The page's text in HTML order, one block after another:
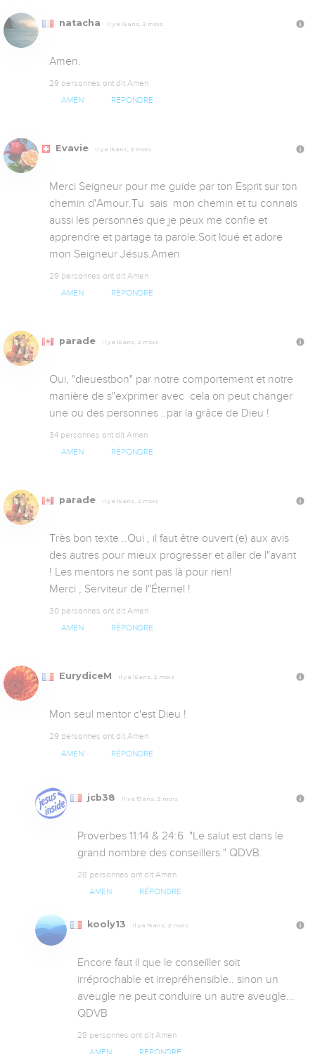
natacha Il y a 15 ans, 2 mois
Amen.
29 personnes ont dit Amen
AMEN RÉPONDRE
Evavie Il y a 15 ans, 2 mois
Merci Seigneur pour me guide par ton Esprit sur ton
chemin d'Amour.Tu  sais  mon chemin et tu connais
aussi les personnes que je peux me confie et
apprendre et partage ta parole.Soit loué et adore
mon Seigneur Jésus.Amen
29 personnes ont dit Amen
AMEN RÉPONDRE
parade Il y a 15 ans, 2 mois
Oui, "dieuestbon" par notre comportement et notre
manière de s"exprimer avec  cela on peut changer
une ou des personnes ..par la grâce de Dieu !
34 personnes ont dit Amen
AMEN RÉPONDRE
parade Il y a 15 ans, 2 mois
Très bon texte ..Oui , il faut être ouvert (e) aux avis
des autres pour mieux progresser et aller de l"avant
! Les mentors ne sont pas là pour rien!
Merci , Serviteur de l"Éternel !
30 personnes ont dit Amen
AMEN RÉPONDRE
EurydiceM Il y a 15 ans, 2 mois
Mon seul mentor c'est Dieu !
29 personnes ont dit Amen
AMEN RÉPONDRE
jcb38 Il y a 15 ans, 2 mois
Proverbes 11:14 & 24:6  "Le salut est dans le
grand nombre des conseillers." QDVB.
28 personnes ont dit Amen
AMEN RÉPONDRE
kooly13 Il y a 15 ans, 2 mois
Encore faut il que le conseiller soit
irréprochable et irrepréhensible.. sinon un
aveugle ne peut conduire un autre aveugle...
QDVB
28 personnes ont dit Amen
AMEN RÉPONDRE